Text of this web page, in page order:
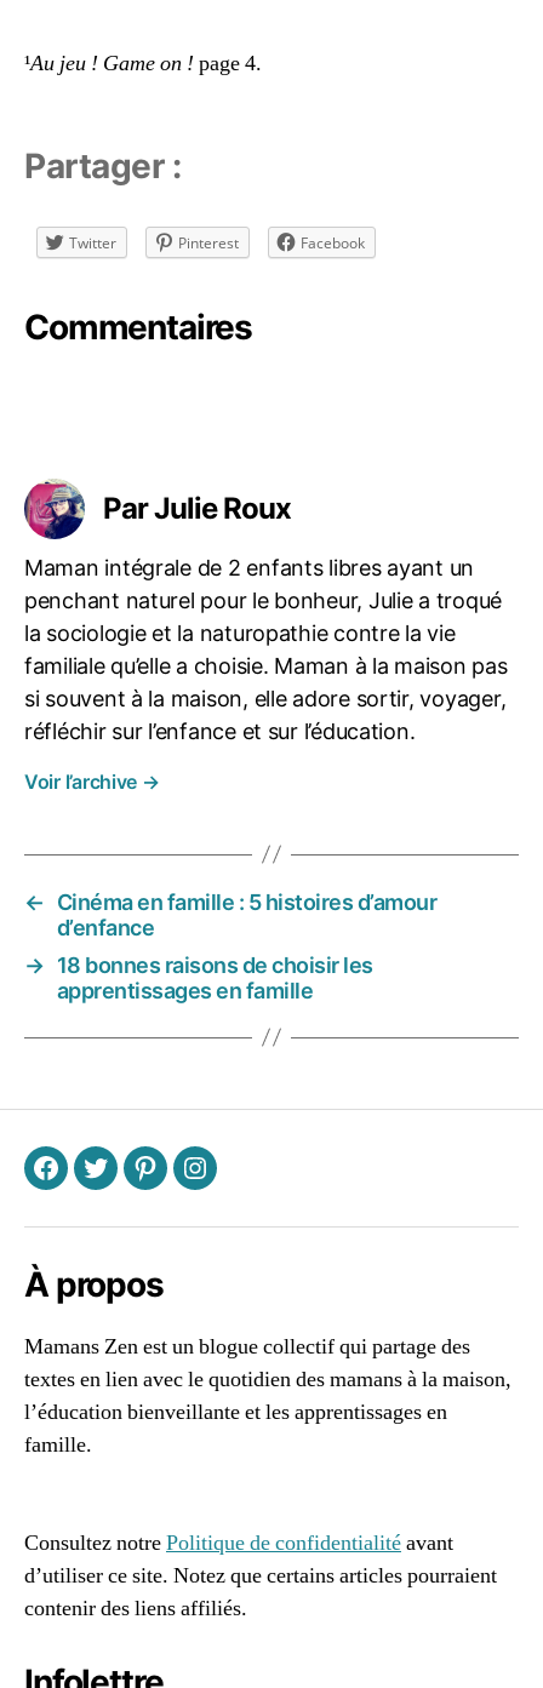
¹Au jeu ! Game on ! page 4.
Partager :
Twitter Pinterest Facebook
Commentaires
e
e
n
s'
u
u
e
e
n
f
a
ill
e,
tr
gi
e
Par Julie Roux
Maman intégrale de 2 enfants libres ayant un
penchant naturel pour le bonheur, Julie a troqué
la sociologie et la naturopathie contre la vie
familiale qu’elle a choisie. Maman à la maison pas
si souvent à la maison, elle adore sortir, voyager,
réfléchir sur l’enfance et sur l’éducation.
Voir l’archive →
←
Cinéma en famille : 5 histoires d’amour
d’enfance
→ 18 bonnes raisons de choisir les
apprentissages en famille
F T P I
À propos
Mamans Zen est un blogue collectif qui partage des
textes en lien avec le quotidien des mamans à la maison,
l’éducation bienveillante et les apprentissages en
famille.
Consultez notrePolitique de confidentialitéavant
d’utiliser ce site. Notez que certains articles pourraient
contenir des liens affiliés.